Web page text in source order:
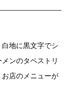
地に黒文字でシ
ンのタペストリ
店のメニューが